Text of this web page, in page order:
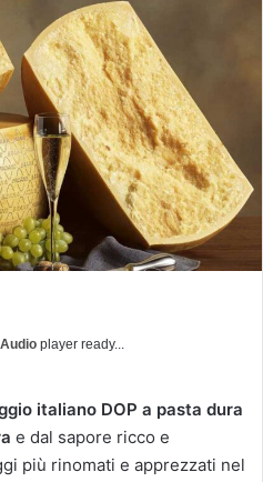
player ready...
italiano DOP a pasta dura
e dal sapore ricco e
più rinomati e apprezzati nel